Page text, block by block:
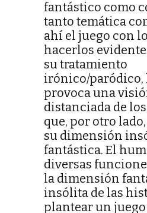
fantástico como
tanto temática
ahí el juego con
hacerlos
su tratamiento
irónico/paródico,
provoca una
distanciada de
que, por otro
su dimensión
fantástica. El
diversas
la dimensión
insólita de las
plantear un